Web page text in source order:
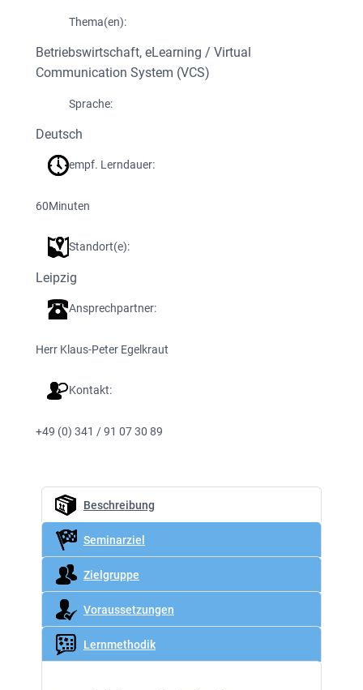
Thema(en):
Betriebswirtschaft, eLearning / Virtual
Communication System (VCS)
Sprache:
Deutsch
empf. Lerndauer:
60Minuten
Standort(e):
Leipzig
Ansprechpartner:
Herr Klaus-Peter Egelkraut
Kontakt:
+49 (0) 341 / 91 07 30 89
Beschreibung
Seminarziel
Zielgruppe
Voraussetzungen
Lernmethodik